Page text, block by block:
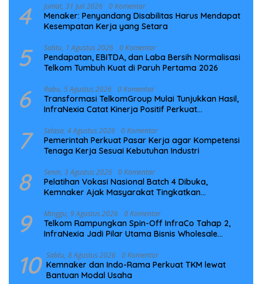
4 Jumat, 31 Juli 2026 0 Komentar
Menaker: Penyandang Disabilitas Harus Mendapat
Kesempatan Kerja yang Setara
5 Sabtu, 1 Agustus 2026 0 Komentar
Pendapatan, EBITDA, dan Laba Bersih Normalisasi
Telkom Tumbuh Kuat di Paruh Pertama 2026
6 Rabu, 5 Agustus 2026 0 Komentar
Transformasi TelkomGroup Mulai Tunjukkan Hasil,
InfraNexia Catat Kinerja Positif Perkuat
7 Selasa, 4 Agustus 2026 0 Komentar
Pemerintah Perkuat Pasar Kerja agar Kompetensi
Tenaga Kerja Sesuai Kebutuhan Industri
8 Senin, 3 Agustus 2026 0 Komentar
Pelatihan Vokasi Nasional Batch 4 Dibuka,
Kemnaker Ajak Masyarakat Tingkatkan
9 Minggu, 9 Agustus 2026 0 Komentar
Telkom Rampungkan Spin-Off InfraCo Tahap 2,
InfraNexia Jadi Pilar Utama Bisnis Wholesale
10 Sabtu, 8 Agustus 2026 0 Komentar
Kemnaker dan Indo-Rama Perkuat TKM lewat
Bantuan Modal Usaha